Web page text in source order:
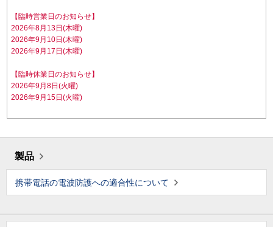
【臨時営業日のお知らせ】
2026年8月13日(木曜)
2026年9月10日(木曜)
2026年9月17日(木曜)
【臨時休業日のお知らせ】
2026年9月8日(火曜)
2026年9月15日(火曜)
製品
携帯電話の電波防護への適合性について